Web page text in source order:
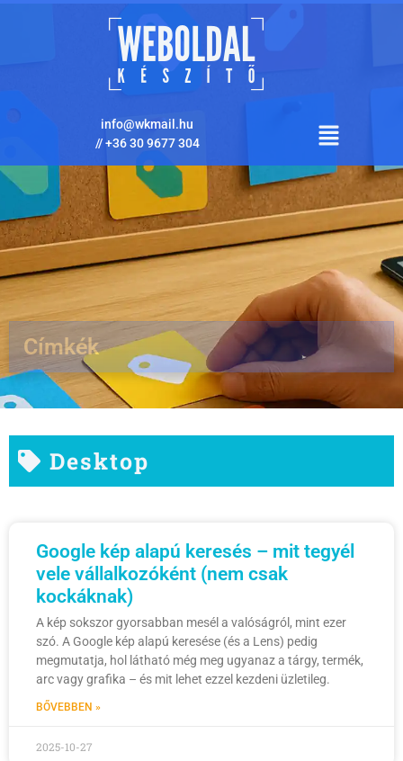
info@wkmail.hu
//+36 30 9677 304
Címkék
Desktop
Google kép alapú keresés – mit tegyél
vele vállalkozóként (nem csak
kockáknak)
A kép sokszor gyorsabban mesél a valóságról, mint ezer
szó. A Google kép alapú keresése (és a Lens) pedig
megmutatja, hol látható még meg ugyanaz a tárgy, termék,
arc vagy grafika – és mit lehet ezzel kezdeni üzletileg.
BŐVEBBEN »
2025-10-27